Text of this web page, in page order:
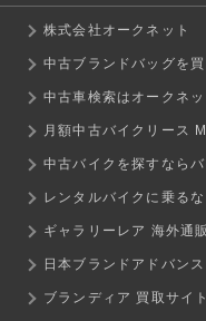
株式会社オークネット
中古ブランドバッグを
中古車検索はオークネ
月額中古バイクリース
中古バイクを探すなら
レンタルバイクに乗る
ギャラリーレア 海外通
日本ブランドアドバン
ブランディア 買取サイト